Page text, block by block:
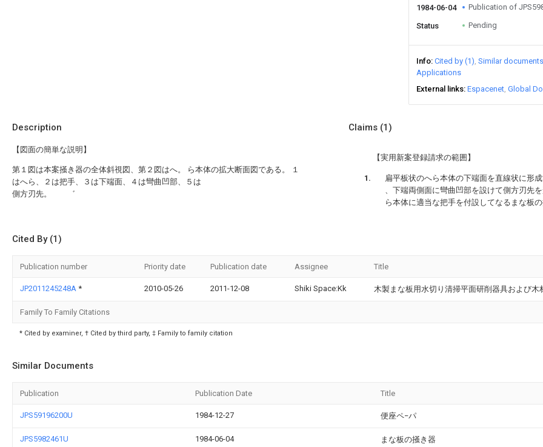
1984-06-04 Publication of
Status Pending
Info Cited by (1) Similar documents
Applications
External links Espacenet Global
Description
【図面の簡単な説明】
第１図は本案掻き器の全体斜視図、第２図はへ。 ら本体の拡大断面図である。 １
はへら、２は把手、３は下端面、４は彎曲凹部、５は
側方刃先。 ゛
Claims (1)
【実用新案登録請求の範囲】
扁平板状のへら本体の下端面を直線状に形
、下端両側面に彎曲凹部を設けて側方刃先
ら本体に適当な把手を付設してなるまな板の
Cited By (1)
Publication number Priority date Publication date Assignee Title
JP2011245248A * 2010-05-26 2011-12-08 Shiki Space:Kk 木製まな板用水切り清掃平面研削器具および木
Family To Family Citations
* Cited by examiner, † Cited by third party, ‡ Family to family citation
Similar Documents
Publication Publication Date Title
JPS59196200U 1984-12-27 便座ペ−パ
JPS5982461U 1984-06-04 まな板の掻き器